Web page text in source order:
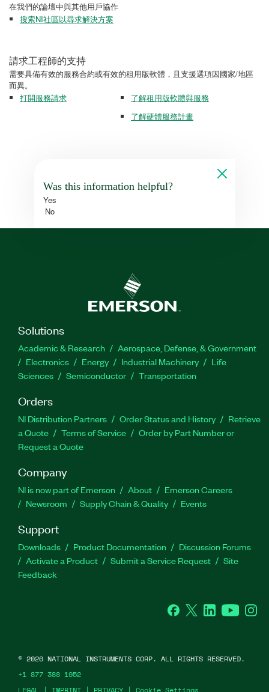
在我們的論壇中與其他用戶協作
搜索NI社區以尋求解決方案
請求工程師的支持
需要具備有效的服務合約或有效的租用版軟體，且支援選項因國家/地區
而異。
打開服務請求
了解租用版軟體與服務
了解硬體服務計畫
Was this information helpful?
Yes
No
Solutions
Academic & Research
Aerospace, Defense, & Government
Electronics
Energy Industrial Machinery
Life
Sciences
Semiconductor Transportation
Orders
NI Distribution Partners Order Status and History
Retrieve
a Quote
Terms of Service
Order by Part Number or
Request a Quote
Company
NI is now part of Emerson About
Emerson Careers
Newsroom
Supply Chain & Quality Events
Support
Downloads Product Documentation
Discussion Forums
Activate a Product
Submit a Service Request
Site
Feedback
Facebook
Twitter LinkedInYouTube
LEGAL | IMPRINT | PRIVACY | Cookie Settings
© 2026 NATIONAL INSTRUMENTS CORP. ALL RIGHTS RESERVED.
+1 877 388 1952